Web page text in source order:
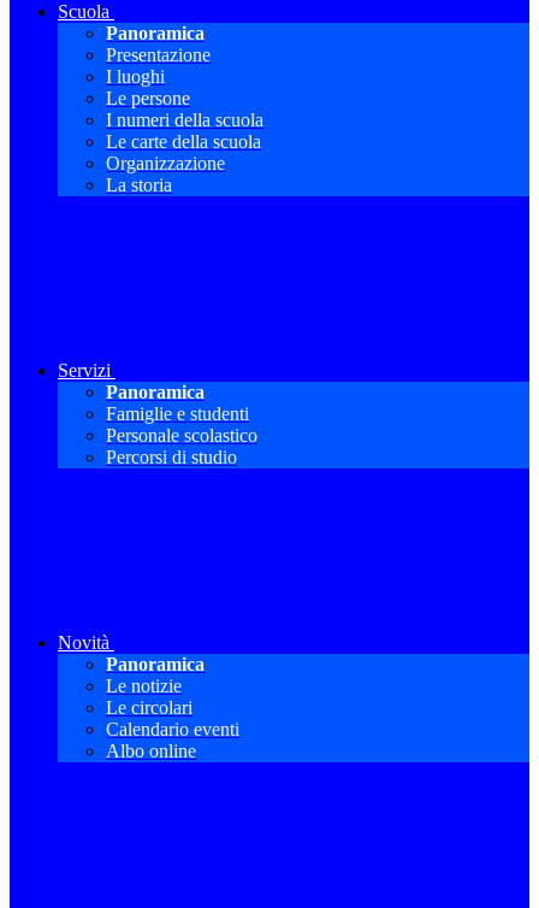
Scuola
Panoramica
Presentazione
I luoghi
Le persone
I numeri della scuola
Le carte della scuola
Organizzazione
La storia
Servizi
Panoramica
Famiglie e studenti
Personale scolastico
Percorsi di studio
Novità
Panoramica
Le notizie
Le circolari
Calendario eventi
Albo online